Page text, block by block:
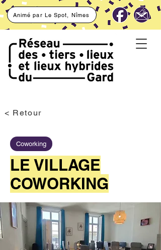
Animé par Le Spot, Nîmes
< Retour
Coworking
LE VILLAGE
COWORKING